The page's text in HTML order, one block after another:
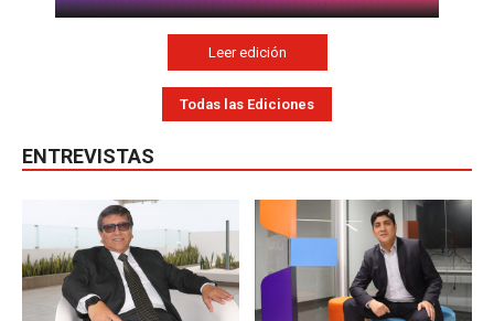
Leer edición
Todas las Ediciones
ENTREVISTAS